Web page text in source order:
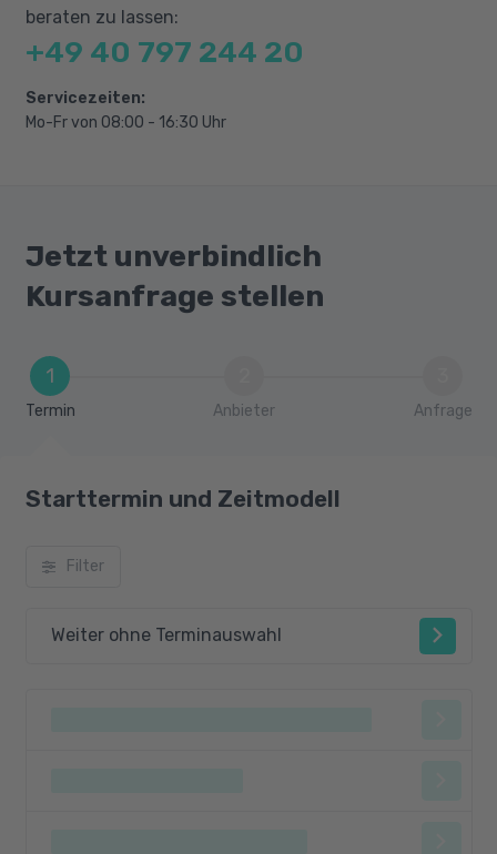
beraten zu lassen:
+49 40 797 244 20
Servicezeiten:
Mo-Fr von 08:00 - 16:30 Uhr
Jetzt unverbindlich
Kursanfrage stellen
1
Termin Anbieter Anfrage
Starttermin und Zeitmodell
Filter
Weiter ohne Terminauswahl